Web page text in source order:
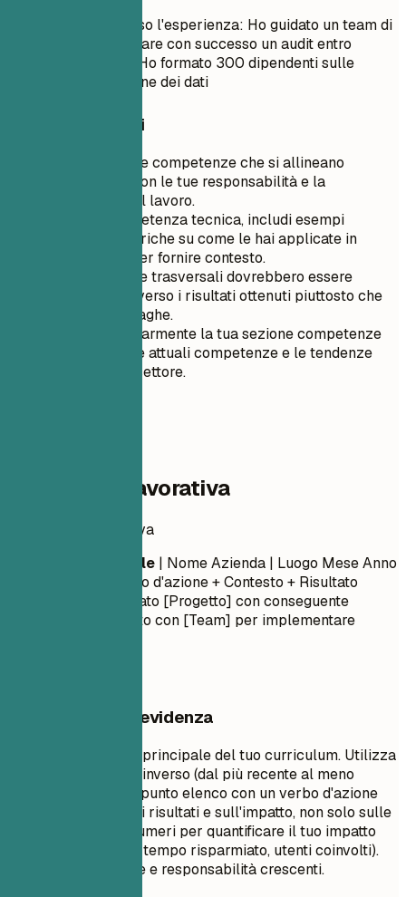
Dimostrate attraverso l'esperienza: Ho guidato un team di
auditor per completare con successo un audit entro
scadenze ristrette; Ho formato 300 dipendenti sulle
politiche di protezione dei dati
Consigli rapidi
Dai priorità alle competenze che si allineano
direttamente con le tue responsabilità e la
descrizione del lavoro.
Per ogni competenza tecnica, includi esempi
specifici o metriche su come le hai applicate in
scenari reali per fornire contesto.
Le competenze trasversali dovrebbero essere
descritte attraverso i risultati ottenuti piuttosto che
affermazioni vaghe.
Aggiorna regolarmente la tua sezione competenze
per riflettere le attuali competenze e le tendenze
pertinenti del settore.
Esperienza lavorativa
Esperienza lavorativa
Titolo Professionale | Nome Azienda | Luogo Mese Anno
- Verbo d'azione + Contesto + Risultato
(Quantificato) - Guidato [Progetto] con conseguente
[Esito]... - Collaborato con [Team] per implementare
Cosa mettere in evidenza
Questa è la sezione principale del tuo curriculum. Utilizza
l'ordine cronologico inverso (dal più recente al meno
recente). Inizia ogni punto elenco con un verbo d'azione
forte. Concentrati sui risultati e sull'impatto, non solo sulle
mansioni. Utilizza numeri per quantificare il tuo impatto
(dollari, percentuali, tempo risparmiato, utenti coinvolti).
Mostra progressione e responsabilità crescenti.